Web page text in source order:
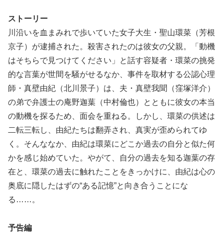
ストーリー
川沿いを血まみれで歩いていた女子大生・聖山環菜（芳根
京子）が逮捕された。殺害されたのは彼女の父親。「動機
はそちらで見つけてください」と話す容疑者・環菜の挑発
的な言葉が世間を騒がせるなか、事件を取材する公認心理
師・真壁由紀（北川景子）は、夫・真壁我聞（窪塚洋介）
の弟で弁護士の庵野迦葉（中村倫也）とともに彼女の本当
の動機を探るため、面会を重ねる。しかし、環菜の供述は
二転三転し、由紀たちは翻弄され、真実が歪められてゆ
く。そんななか、由紀は環菜にどこか過去の自分と似た何
かを感じ始めていた。やがて、自分の過去を知る迦葉の存
在と、環菜の過去に触れたことをきっかけに、由紀は心の
奥底に隠したはずの“ある記憶”と向き合うことにな
る……。
予告編